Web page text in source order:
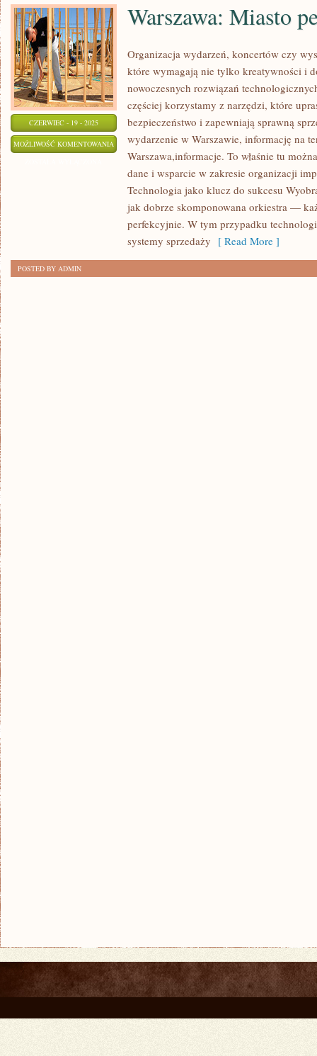
MULTIMEDIALNĄ
CZERWIEC - 19 - 2025
MOŻLIWOŚĆ KOMENTOWANIA WARSZAWA:
MIASTO
PEŁNE
HISTORII!
Warszawa: Miasto
Organizacja wydarzeń, koncertów czy
które wymagają nie tylko kreatywności i
nowoczesnych rozwiązań
częściej korzystamy z narzędzi, które
bezpieczeństwo i zapewniają sprawną
wydarzenie w Warszawie, informację na
Warszawa,informacje. To właśnie tu
dane i wsparcie w zakresie organizacji
Technologia jako klucz do sukcesu
jak dobrze skomponowana orkiestra —
perfekcyjnie. W tym przypadku
systemy sprzedaży [ Read More ]
POSTED BY ADMIN